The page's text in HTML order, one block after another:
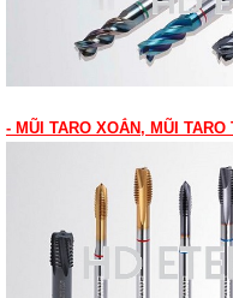
- MŨI TARO XOẮN, MŨI TARO